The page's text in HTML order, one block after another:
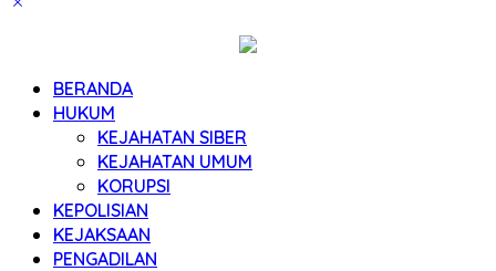
BERANDA
HUKUM
KEJAHATAN SIBER
KEJAHATAN UMUM
KORUPSI
KEPOLISIAN
KEJAKSAAN
PENGADILAN